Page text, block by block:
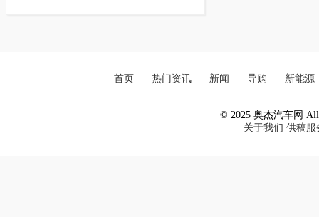
首页 热门资讯 新闻 导购 新能源
© 2025 奥杰汽车网 All
关于我们 供稿服